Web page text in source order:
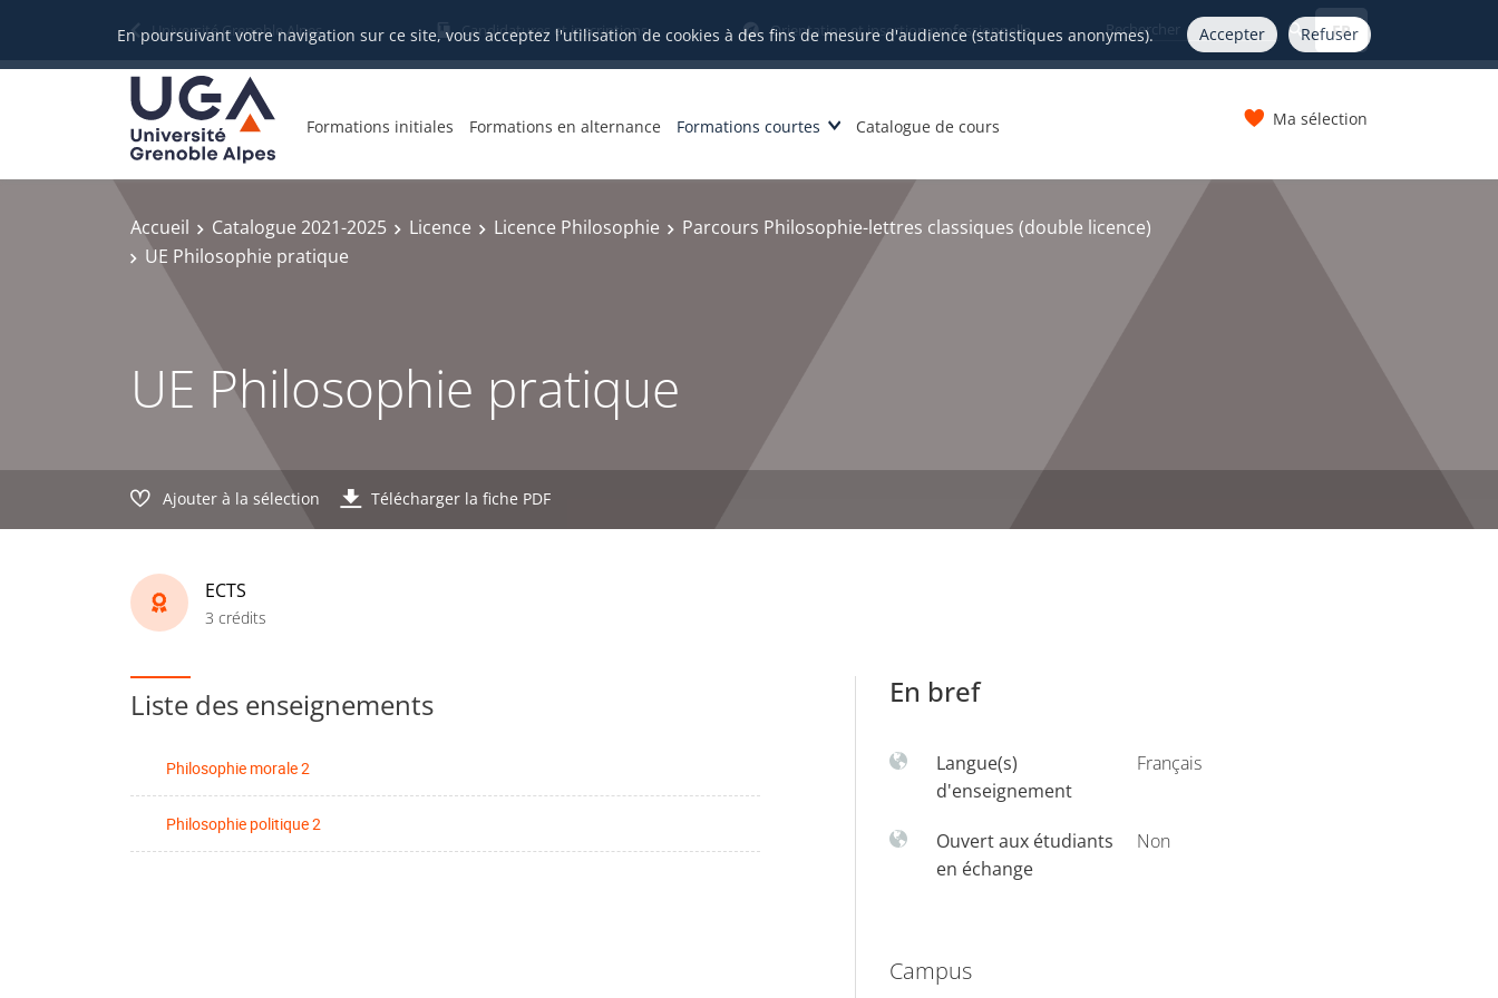
En poursuivant votre navigation sur ce site, vous acceptez l'utilisation de cookies à des fins de mesure d'audience (statistiques anonymes). Accepter Refuser
Université Grenoble Alpes Candidatures et inscriptions Orientation et insertion professionnelle FR
Formations initiales Formations en alternance Formations courtes Catalogue de cours Ma sélection
Accueil Catalogue 2021-2025 Licence Licence Philosophie
Parcours Philosophie-lettres classiques (double licence)
UE Philosophie pratique
UE Philosophie pratique
Ajouter à la sélection Télécharger la fiche PDF
ECTS
3 crédits
Liste des enseignements
Philosophie morale 2
Philosophie politique 2
En bref
Langue(s)
d'enseignement
Français
Ouvert aux étudiants
en échange
Non
Campus